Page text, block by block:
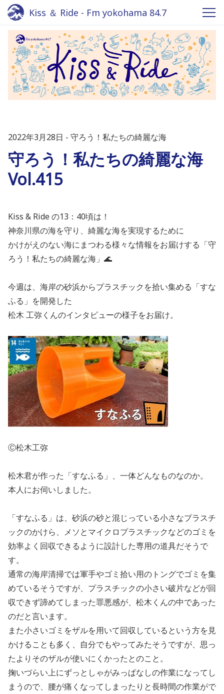
Kiss ＆ Ride - Fm yokohama 84.7
2022年3月28日 守ろう！私たちの綺麗な海
守ろう！私たちの綺麗な海
Vol.415
Kiss & Ride の13：40頃は！
神奈川県の海を守り、綺麗な海を実現するために
かけがえのない海にまつわる様々な情報をお届けする「守
ろう！私たちの綺麗な海」🌊
今週は、海岸の砂浜からプラスチックを拾い集める「すな
ふる」を開発した
松木 工弥くんのインタビューの様子をお届け。
Ⓒ松木工弥
松木君が作った「すなふる」、一体どんなものなのか。
本人にお伺いしました。
「すなふる」は、砂浜の砂と混じっている小さなプラスチ
ックのかけら、メソとマイクロプラスチックなどのゴミを
効率よく回収できるように設計した専用の道具だそうで
す。
通常の海岸清掃では軍手やゴミ拾い用のトングでゴミを集
めているそうですが、プラスチックの小さい破片などが回
収できず諦めてしまった罪悪感が、松木くんの中であった
のだと言います。
また小さいゴミをザルを用いて回収しているという方を見
かけることも多く、自分でもやってみたそうですが、思っ
たよりそのザルが使いにくかったとのこと。
掬いづらい上にずっとしゃがみっぱなしの作業になってし
まうので、腰が痛くなってしまったりと長時間の作業がで